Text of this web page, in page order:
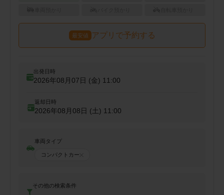
最安値 アプリで予約する
出発日時
2026年08月07日 (金) 11:00
返却日時
2026年08月08日 (土) 11:00
車両タイプ
コンパクトカー
その他の検索条件